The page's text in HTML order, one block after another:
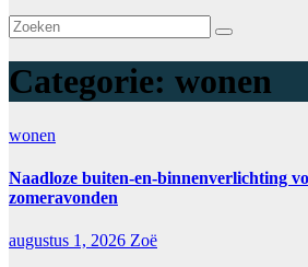
Categorie: wonen
wonen
Naadloze buiten-en-binnenverlichting
zomeravonden
augustus 1, 2026 Zoë